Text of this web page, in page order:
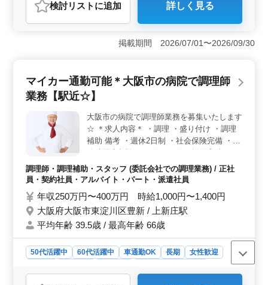
おすすめポイント
＜安定した就業環境＞ 車通勤が可能で、週休2日制や残
業が少ないため、ワークライフバランスを保ちやすい環
境です。また、賞与もあり、長期的な安定を求める方に
ます。これまでの経験とスキルを生かし、若手に指導す
る役割を担うことができます。 ＜幅広い年齢層の活
働いています。長年の経験を持つ方が多く、落ち着いた
雰囲気の中で仕事に取り組める点も魅力です。
検討リスト に追加 詳しく見る
掲載期間 2026/07/01〜2026/09/30
マイカー通勤可能＊大阪市の病院で調理師
業務【駅近☆】
大阪市の病院で調理師業務を募集いたします
☆ ＊求人内容＊ ・調理 ・盛り付け ・調理
補助 備考 ・週休2日制 ・社会保険完備 ・勤
50代以上のベテラン層の採用活動、現在積
極的に行っております。 まずお気軽にお問
調理師・調理補助・スタッフ (委託会社での調理業務) / 正社
員・契約社員・アルバイト・パート・派遣社員
年収250万円〜400万円 時給1,000円〜1,400円
大阪府大阪市東淀川区豊新 / 上新庄駅
平均年齢 39.5歳 / 最高年齢 66歳
50代活躍中 60代活躍中 車通勤OK 長期
女性歓迎